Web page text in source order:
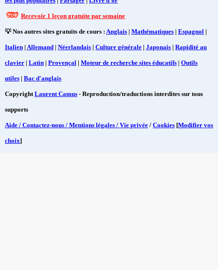
Recevoir 1 leçon gratuite par semaine
💡 Nos autres sites gratuits de cours : Anglais | Mathématiques | Espagnol |
Italien | Allemand | Néerlandais | Culture générale | Japonais | Rapidité au
clavier | Latin | Provençal | Moteur de recherche sites éducatifs | Outils
utiles | Bac d'anglais
CopyrightLaurent Camus - Reproduction/traductions interdites sur tous
supports
Aide / Contactez-nous / Mentions légales / Vie privée / Cookies [Modifier vos
choix]